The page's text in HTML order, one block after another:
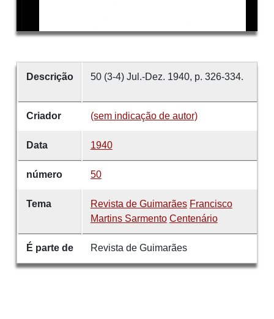
Descrição 50 (3-4) Jul.-Dez. 1940, p. 326-334.
Criador (sem indicação de autor)
Data 1940
número 50
Tema Revista de Guimarães Francisco
Martins Sarmento Centenário
É parte de Revista de Guimarães